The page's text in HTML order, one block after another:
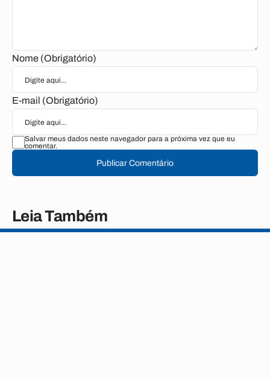
Nome (Obrigatório)
E-mail (Obrigatório)
Salvar meus dados neste navegador para a próxima vez que eu
comentar.
Publicar Comentário
Leia Também